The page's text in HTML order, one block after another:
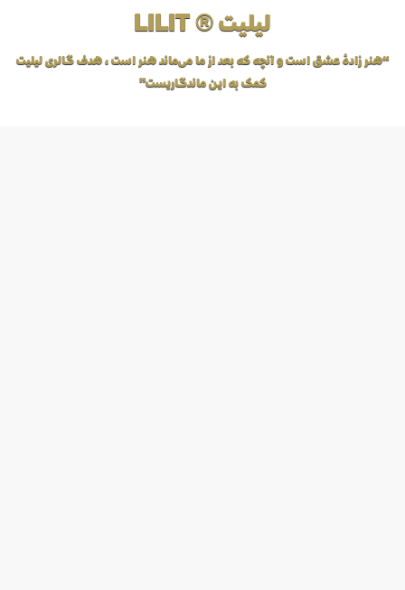
لیلیت ® LILIT
“هنر زادهٔ عشق است و آنچه که بعد از ما می‌ماند هنر است، هدف گالری لیلیت
کمک به این ماندگاریست”